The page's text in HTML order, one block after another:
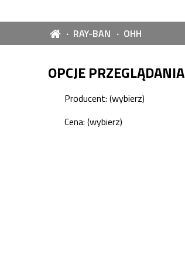
RAY-BAN OHH
OPCJE PRZEGLĄDANIA
Producent: (wybierz)
Cena: (wybierz)